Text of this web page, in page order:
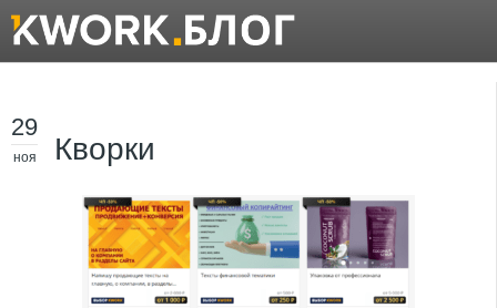
29
ноя Кворки